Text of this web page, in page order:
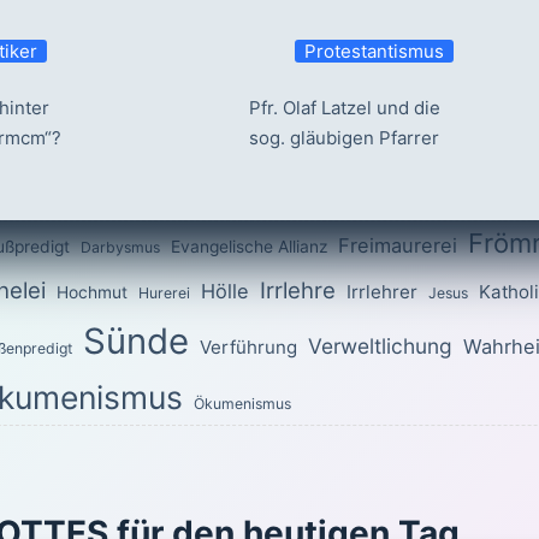
Protestantismus
Pfr. Olaf Latzel und die
sog. gläubigen Pfarrer
Darbysmus Evangelische Allianz Freimaurerei
Hochmut Hurerei Hölle Irrlehre Irrlehrer Jesus
Sünde Verführung Verweltlichung
Ökumenismus